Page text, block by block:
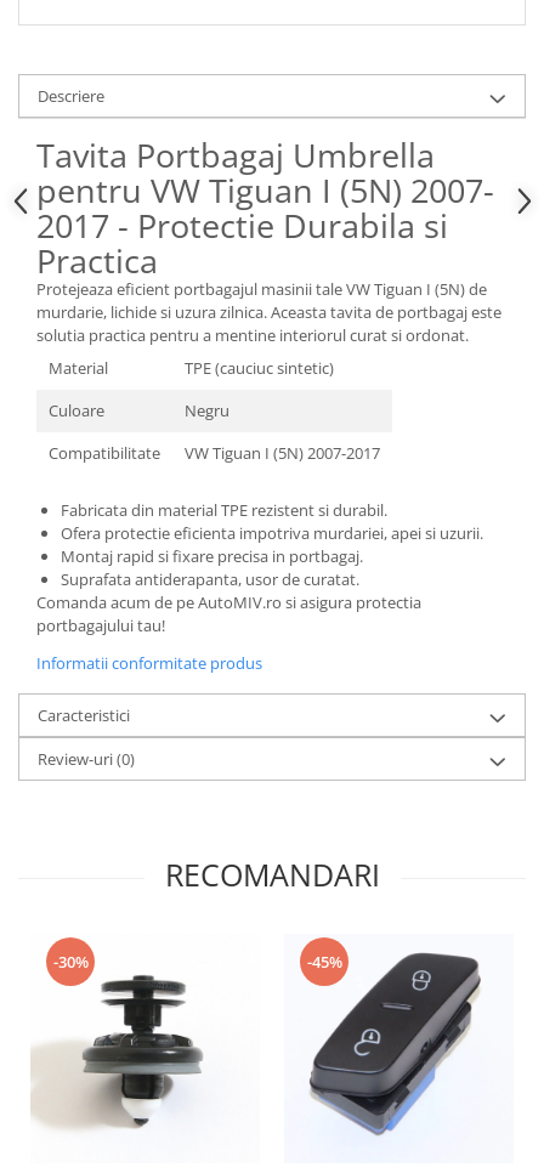
Spray Curatare Frane
Lubrifianti si Spray-uri de Curatare
Vopsitorie, Chituri si Adezivi
Curatare si Detailing Exterior
Articole Auto Sezoniere
Produse de Iarna
Cabluri Pornire
Produse de Vara
Blog
Descriere
Tavita Portbagaj Umbrella
pentru VW Tiguan I (5N) 2007-
2017 - Protectie Durabila si
Practica
Protejeaza eficient portbagajul masinii tale VW Tiguan I (5N) de
murdarie, lichide si uzura zilnica. Aceasta tavita de portbagaj este
solutia practica pentru a mentine interiorul curat si ordonat.
Material
TPE (cauciuc sintetic)
Culoare
Negru
Compatibilitate
VW Tiguan I (5N) 2007-2017
Fabricata din material TPE rezistent si durabil.
Ofera protectie eficienta impotriva murdariei, apei si uzurii.
Montaj rapid si fixare precisa in portbagaj.
Suprafata antiderapanta, usor de curatat.
Comanda acum de pe AutoMIV.ro si asigura protectia
portbagajului tau!
Informatii conformitate produs
Caracteristici
Review-uri(0)
RECOMANDARI
-30% -45%